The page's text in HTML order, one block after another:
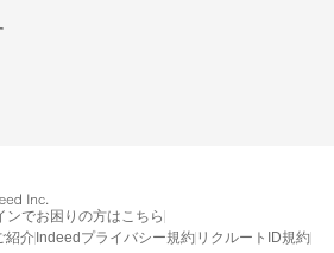
トリーするとプログラムの詳細案内を
受け取れるようになります
ンでお困りの方はこちら
紹介 Indeedプライバシー規約 リクルートID規約